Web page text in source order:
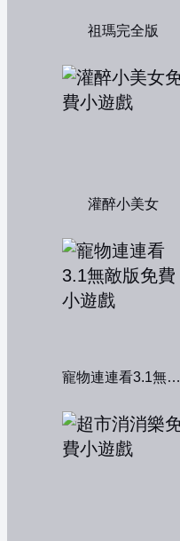
祖瑪完全版
灌醉小美女
寵物連連看3.1無敵版